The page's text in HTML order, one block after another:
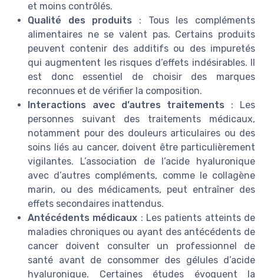
et moins contrôlés.
Qualité des produits : Tous les compléments
alimentaires ne se valent pas. Certains produits
peuvent contenir des additifs ou des impuretés
qui augmentent les risques d’effets indésirables. Il
est donc essentiel de choisir des marques
reconnues et de vérifier la composition.
Interactions avec d’autres traitements : Les
personnes suivant des traitements médicaux,
notamment pour des douleurs articulaires ou des
soins liés au cancer, doivent être particulièrement
vigilantes. L’association de l’acide hyaluronique
avec d’autres compléments, comme le collagène
marin, ou des médicaments, peut entraîner des
effets secondaires inattendus.
Antécédents médicaux : Les patients atteints de
maladies chroniques ou ayant des antécédents de
cancer doivent consulter un professionnel de
santé avant de consommer des gélules d’acide
hyaluronique. Certaines études évoquent la